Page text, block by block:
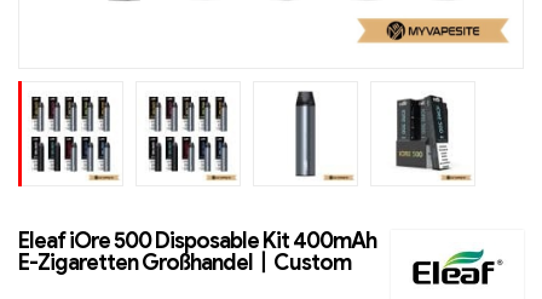
Eleaf iOre 500 Disposable Kit 400mAh
E-Zigaretten Großhandel丨Custom